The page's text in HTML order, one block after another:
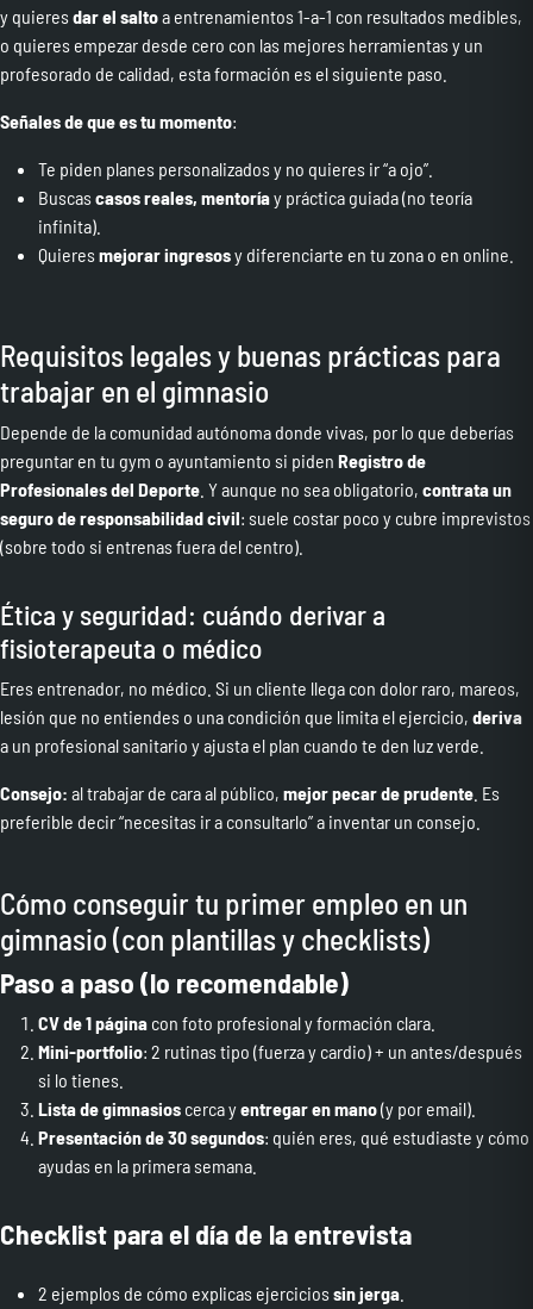
y quieresdar el saltoa entrenamientos 1-a-1 con resultados medibles,
o quieres empezar desde cero con las mejores herramientas y un
profesorado de calidad, esta formación es el siguiente paso.
Señales de que es tu momento:
Te piden planes personalizados y no quieres ir “a ojo”.
Buscascasos reales, mentoríay práctica guiada (no teoría
infinita).
Quieresmejorar ingresosy diferenciarte en tu zona o en online.
Requisitos legales y buenas prácticas para
trabajar en el gimnasio
Depende de la comunidad autónoma donde vivas, por lo que deberías
preguntar en tu gym o ayuntamiento si piden Registro de
Profesionales del Deporte . Y aunque no sea obligatorio, contrata un
seguro de responsabilidad civil: suele costar poco y cubre imprevistos
(sobre todo si entrenas fuera del centro).
Ética y seguridad: cuándo derivar a
fisioterapeuta o médico
Eres entrenador, no médico. Si un cliente llega con dolor raro, mareos,
lesión que no entiendes o una condición que limita el ejercicio, deriva
a un profesional sanitario y ajusta el plan cuando te den luz verde.
Consejo: al trabajar de cara al público, mejor pecar de prudente . Es
preferible decir “necesitas ir a consultarlo” a inventar un consejo.
Cómo conseguir tu primer empleo en un
gimnasio (con plantillas y checklists)
Paso a paso (lo recomendable)
CV de 1 página con foto profesional y formación clara.
Mini-portfolio: 2 rutinas tipo (fuerza y cardio) + un antes/después
si lo tienes.
Lista de gimnasios cerca yentregar en mano(y por email).
Presentación de 30 segundos: quién eres, qué estudiaste y cómo
ayudas en la primera semana.
Checklist para el día de la entrevista
2 ejemplos de cómo explicas ejerciciossin jerga